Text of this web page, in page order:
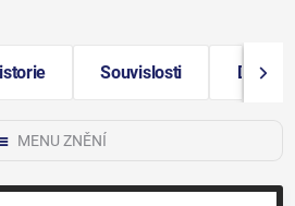
Souvislosti Další
MENU ZNĚNÍ